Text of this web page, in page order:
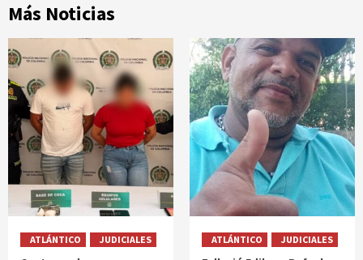
Más Noticias
ATLÁNTICO JUDICIALES ATLÁNTICO JUDICIALES